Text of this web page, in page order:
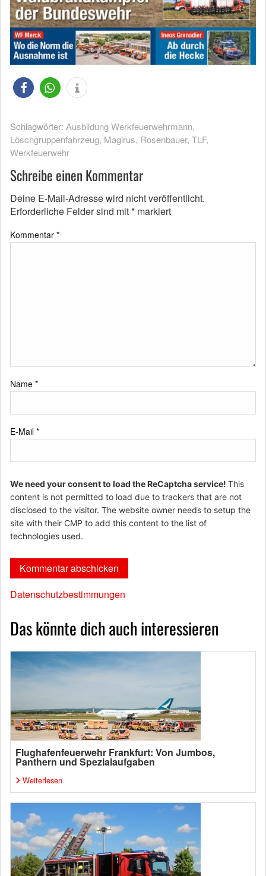
Schlagwörter: Ausbildung Werkfeuerwehrmann,
Löschgruppenfahrzeug, Magirus, Rosenbauer, TLF,
Werkfeuerwehr
Schreibe einen Kommentar
Deine E-Mail-Adresse wird nicht veröffentlicht.
Erforderliche Felder sind mit* markiert
Kommentar *
Name *
E-Mail *
We need your consent to load the ReCaptcha service! This
content is not permitted to load due to trackers that are not
disclosed to the visitor. The website owner needs to setup the
site with their CMP to add this content to the list of
technologies used.
Datenschutzbestimmungen
Das könnte dich auch interessieren
Flughafenfeuerwehr Frankfurt: Von Jumbos,
Panthern und Spezialaufgaben
Weiterlesen